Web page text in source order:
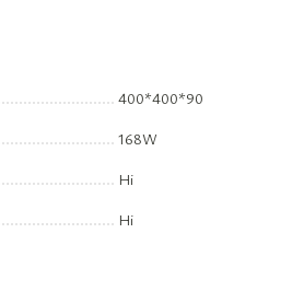
400*400*90
168W
Ні
Ні